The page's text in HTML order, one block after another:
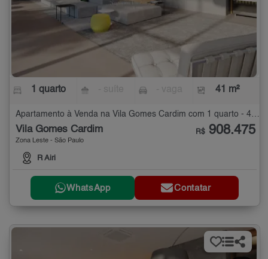
1 quarto 41 m²
Apartamento à Venda na Vila Gomes Cardim com 1 quarto - 41 m²
Vila Gomes Cardim
Zona Leste - São Paulo
R Airi
R$ 908.475
WhatsApp Contatar